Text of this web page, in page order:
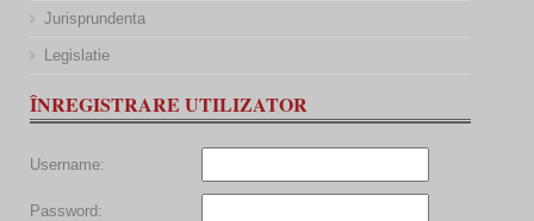
Jurisprundenta
Legislatie
ÎNREGISTRARE UTILIZATOR
Username:
Password: